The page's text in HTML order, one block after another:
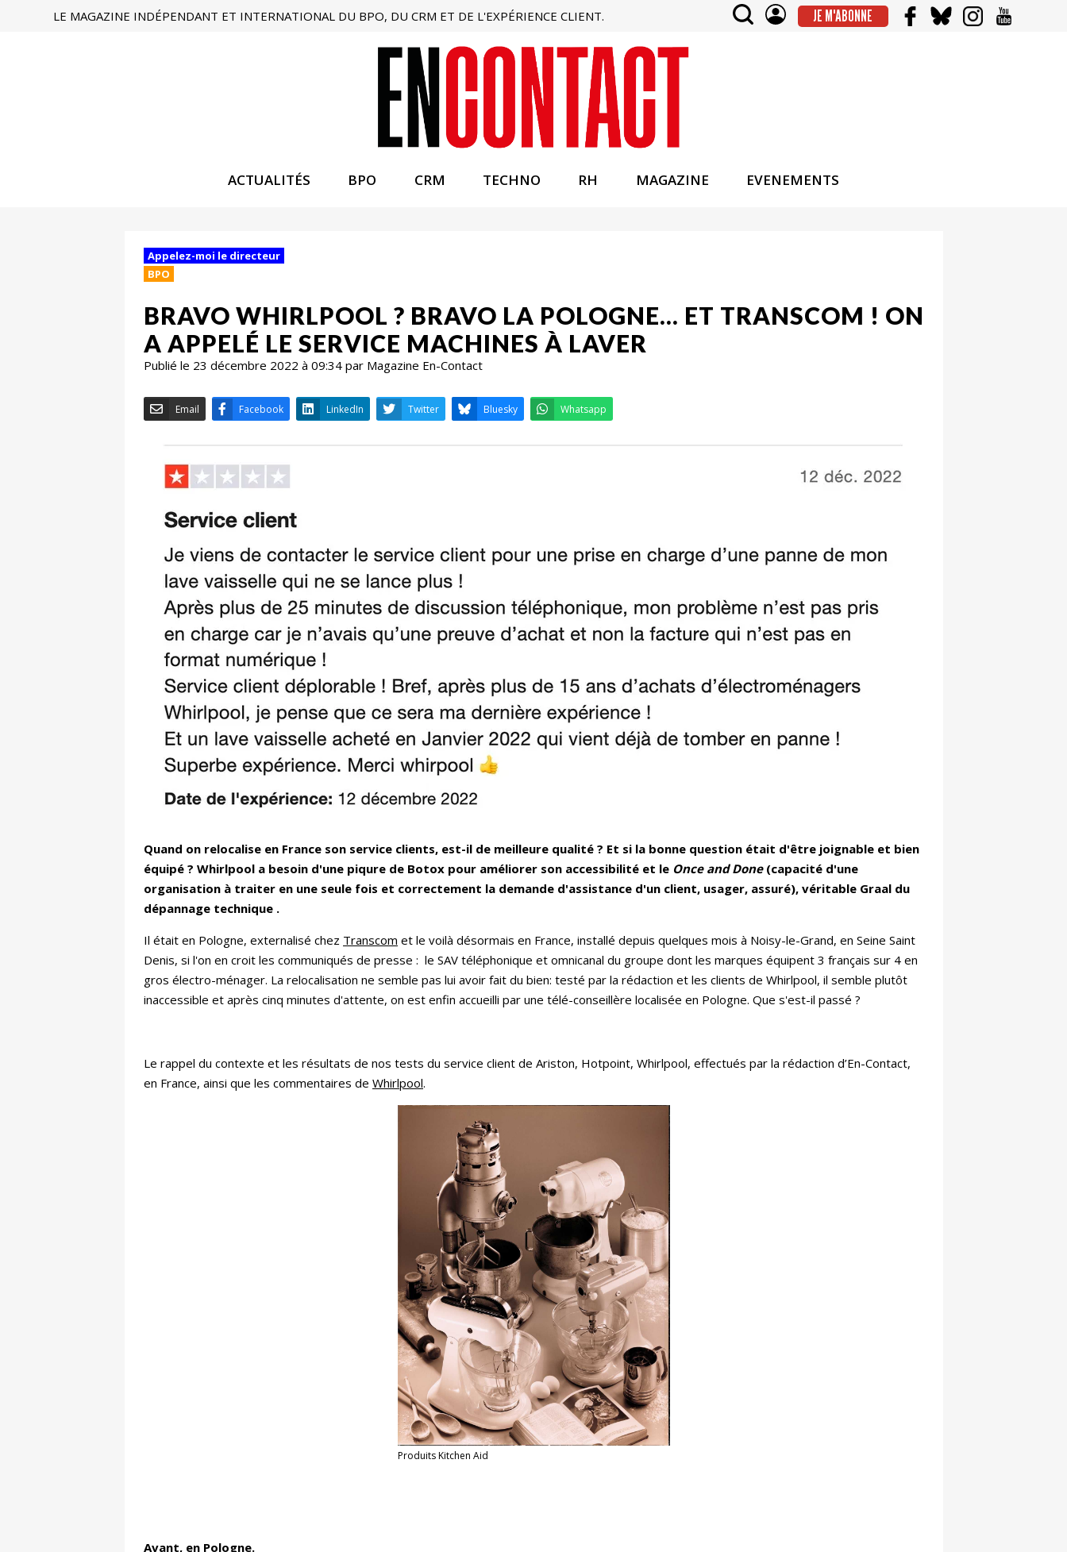
LE MAGAZINE INDÉPENDANT ET INTERNATIONAL DU BPO, DU CRM ET DE L'EXPÉRIENCE CLIENT. JE M'ABONNE
ACTUALITÉS BPO CRM TECHNO RH MAGAZINE EVENEMENTS
Appelez-moi le directeur
BPO
BRAVO WHIRLPOOL ? BRAVO LA POLOGNE... ET TRANSCOM ! ON
A APPELÉ LE SERVICE MACHINES À LAVER
Publié le 23 décembre 2022 à 09:34 par Magazine En-Contact
Email
Quand on relocalise en France son service clients, est-il de meilleure qualité ? Et si la bonne question était d'être joignable et bien
équipé ? Whirlpool a besoin d'une piqure de Botox pour améliorer son accessibilité et le Once and Done (capacité d'une
organisation à traiter en une seule fois et correctement la demande d'assistance d'un client, usager, assuré), véritable Graal du
dépannage technique .
Il était en Pologne, externalisé chez Transcom et le voilà désormais en France, installé depuis quelques mois à Noisy-le-Grand, en Seine Saint
Denis, si l'on en croit les communiqués de presse : le SAV téléphonique et omnicanal du groupe dont les marques équipent 3 français sur 4 en
gros électro-ménager. La relocalisation ne semble pas lui avoir fait du bien: testé par la rédaction et les clients de Whirlpool, il semble plutôt
inaccessible et après cinq minutes d'attente, on est enfin accueilli par une télé-conseillère localisée en Pologne. Que s'est-il passé ?
Le rappel du contexte et les résultats de nos tests du service client de Ariston, Hotpoint, Whirlpool, effectués par la rédaction d’En-Contact,
en France, ainsi que les commentaires de Whirlpool.
Produits Kitchen Aid
Avant, en Pologne.